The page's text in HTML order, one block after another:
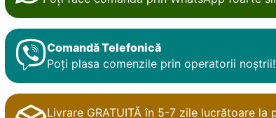
Comandă Telefonică
Poți plasa comenzile prin operatorii noștrii!
Livrare GRATUITĂ în 5-7 zile lucrătoare la